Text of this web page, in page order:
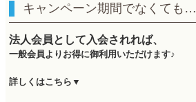
キャンペーン期間でなくても…
法人会員として入会されれば、
一般会員よりお得に御利用いただけます♪
詳しくはこちら▼